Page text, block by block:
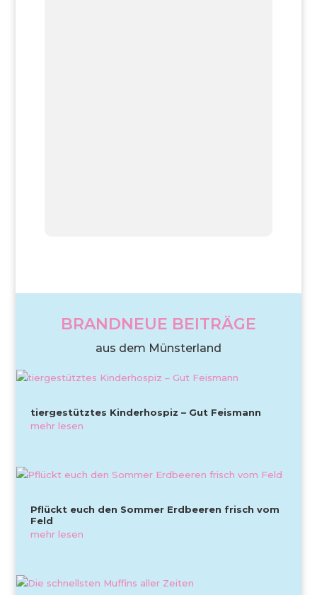
BRANDNEUE BEITRÄGE
aus dem Münsterland
tiergestütztes Kinderhospiz – Gut Feismann
mehr lesen
Pflückt euch den Sommer Erdbeeren frisch vom
Feld
mehr lesen